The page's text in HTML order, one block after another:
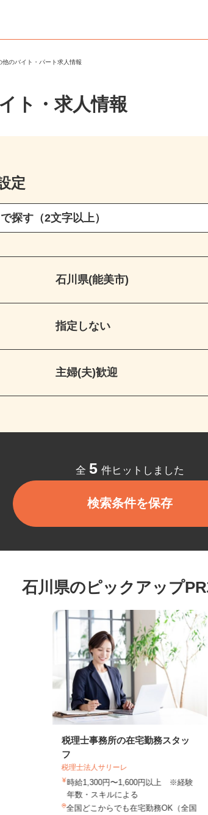
他のバイト・パート求人情報
ト・求人情報
定
石川県(能美市)
指定しない
主婦(夫)歓迎
全5件ヒットしました
検索条件を保存
石川県のピックアップ
税理士事務所の在宅勤務スタッ
フ
税理士法人サリーレ
時給1,300円〜1,600円以上 ※経験
年数・スキルによる